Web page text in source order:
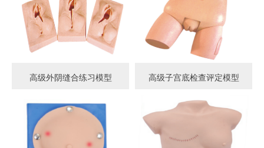
高级外阴缝合练习模型 高级子宫底检查评定模型